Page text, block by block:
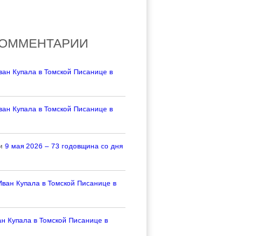
Купала в Томской Писанице в
Купала в Томской Писанице в
9 мая 2026 – 73 годовщина со дня
Купала в Томской Писанице в
Купала в Томской Писанице в